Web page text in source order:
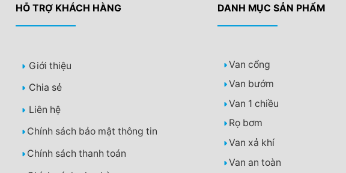
HỖ TRỢ KHÁCH HÀNG DANH MỤC SẢN PHẨM
Giới thiệu
Chia sẻ
Liên hệ
Chính sách bảo mật thông tin
Chính sách thanh toán
Van cổng
Van bướm
Van 1 chiều
Rọ bơm
Van xả khí
Van an toàn